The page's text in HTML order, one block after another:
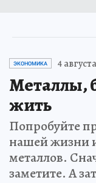
ЭКОНОМИКА 4
Металлы,
жить
Попробуйте
нашей жизни
металлов.
заметите. А